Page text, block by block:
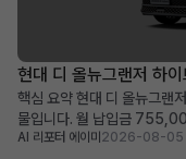
현대 디 올뉴그랜저 하
핵심 요약 현대 디 올뉴그랜
물입니다. 월 납입금
까지 유효합니다. 100만원의
AI 리포터 에이미 2026-08-05